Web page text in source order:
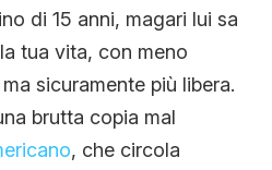
di 15 anni, magari lui sa
tua vita, con meno
sicuramente più libera.
brutta copia mal
, che circola